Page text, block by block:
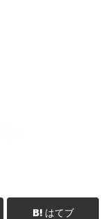
はてブ